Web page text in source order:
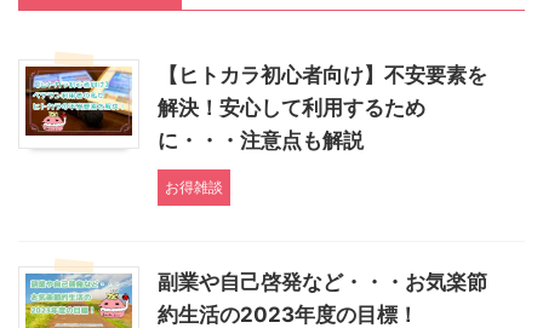
【ヒトカラ初心者向け】不安要素を
解決！安心して利用するため
に・・・注意点も解説
お得雑談
副業や自己啓発など・・・お気楽節
約生活の2023年度の目標！